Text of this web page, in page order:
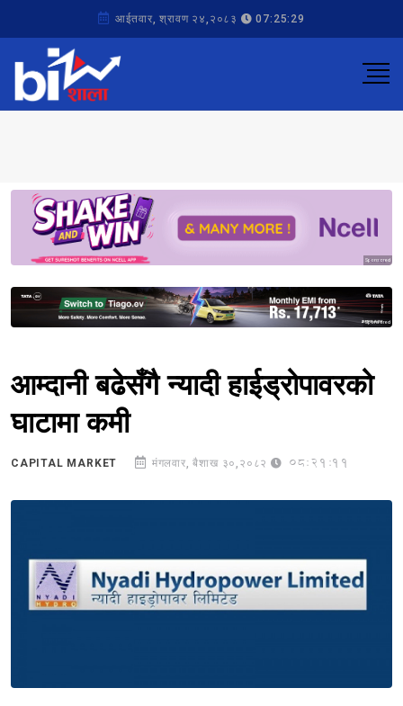
आईतवार, श्रावण २४,२०८३ 07:25:29
Sponsored
Sponsored
आम्दानी बढेसँगै न्यादी हाईड्रोपावरको
घाटामा कमी
CAPITAL MARKET मंगलवार, बैशाख ३०,२०८२ 08:21:11